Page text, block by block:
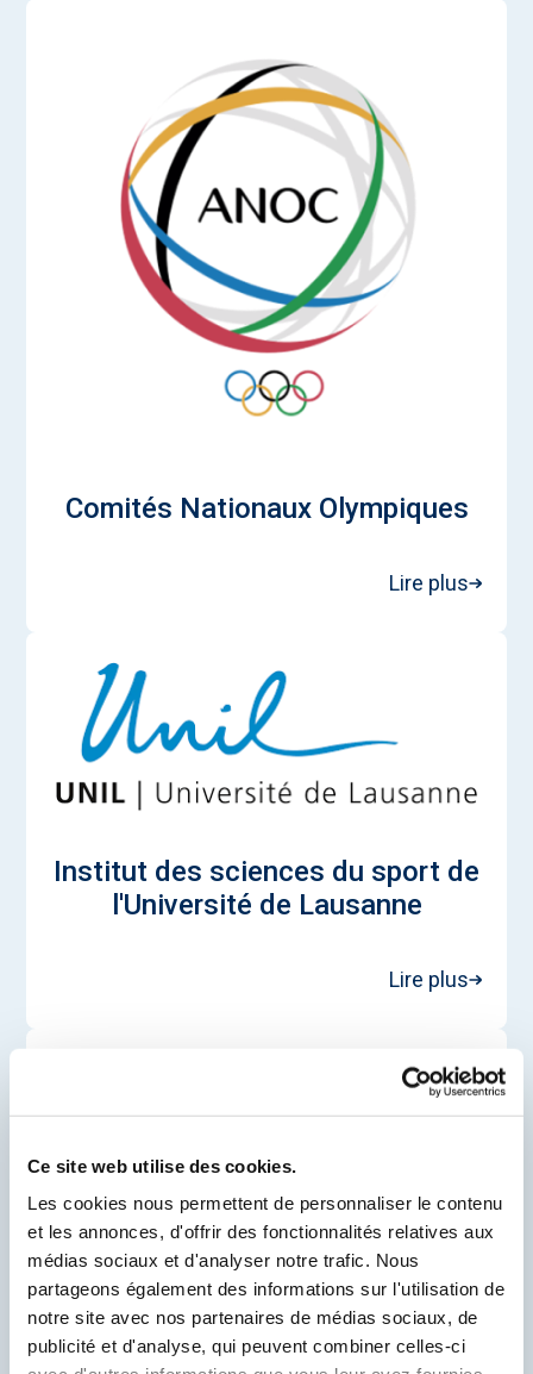
Ce site web utilise des cookies.
Les cookies nous permettent de personnaliser le contenu
et les annonces, d'offrir des fonctionnalités relatives aux
médias sociaux et d'analyser notre trafic. Nous
partageons également des informations sur l'utilisation de
notre site avec nos partenaires de médias sociaux, de
publicité et d'analyse, qui peuvent combiner celles-ci
Comités Nationaux Olympiques
Lire plus
Institut des sciences du sport de
l'Université de Lausanne
Lire plus